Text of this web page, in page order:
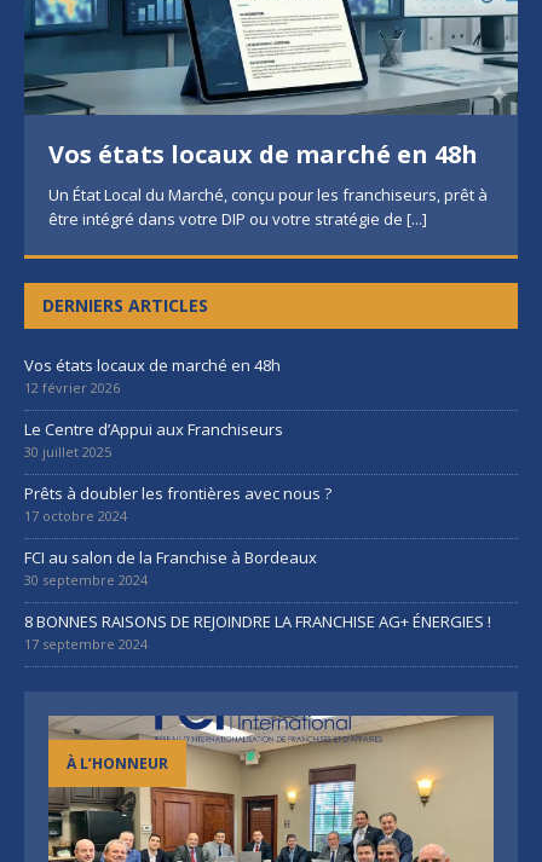
Vos états locaux de marché en 48h
Un État Local du Marché, conçu pour les franchiseurs, prêt à
être intégré dans votre DIP ou votre stratégie de [...]
DERNIERS ARTICLES
Vos états locaux de marché en 48h
12 février 2026
Le Centre d’Appui aux Franchiseurs
30 juillet 2025
Prêts à doubler les frontières avec nous ?
17 octobre 2024
FCI au salon de la Franchise à Bordeaux
30 septembre 2024
8 BONNES RAISONS DE REJOINDRE LA FRANCHISE AG+ ÉNERGIES !
17 septembre 2024
À L’HONNEUR